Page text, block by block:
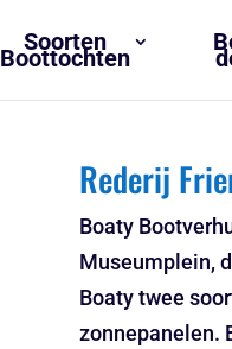
Rederij
Boaty
Museumplein,
Boaty twee
zonnepanelen.
Soorten
Boottochten